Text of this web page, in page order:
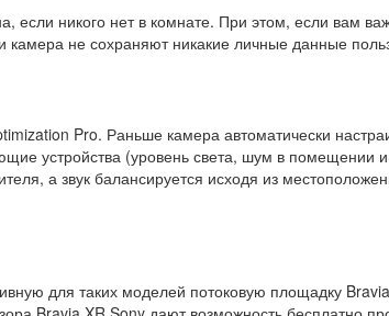
если никого нет в комнате. При этом, если вам
не сохраняют никакие личные данные
Pro. Раньше камера автоматически
устройства (уровень света, шум в помещении
а звук балансируется исходя из
для таких моделей потоковую площадку